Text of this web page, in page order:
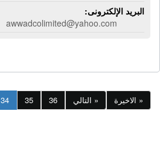
البريد الإلكترونى:
awwadcolimited@yahoo.com
34 35 36 التالي » الاخيرة »